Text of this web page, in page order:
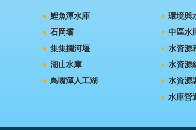
鯉魚潭水庫
石岡壩
集集攔河堰
湖山水庫
鳥嘴潭人工湖
環境與
中區水
水資源
水資源
水資源
水庫營